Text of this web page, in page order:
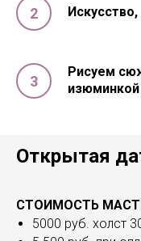
Рисуем
изюминкой
Открытая
СТОИМОСТЬ
5000 руб. холст